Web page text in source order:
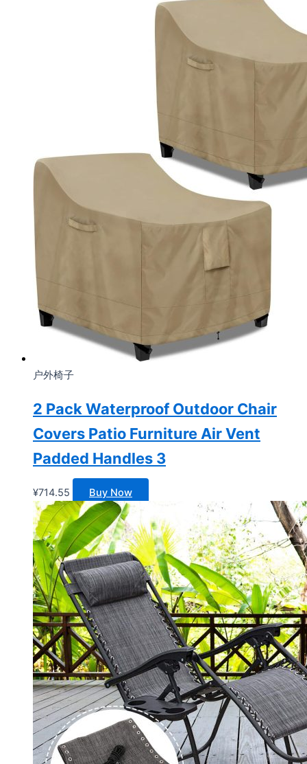
户外椅子
2 Pack Waterproof Outdoor Chair
Covers Patio Furniture Air Vent
Padded Handles 3
¥714.55 Buy Now